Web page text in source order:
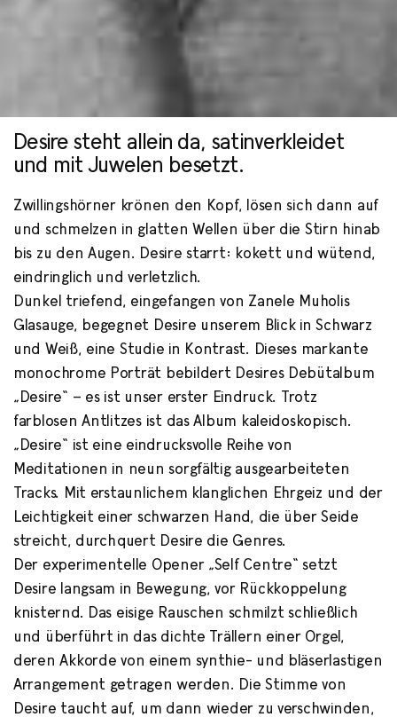
"SINEKHAYA
EMDANCEWENI"
Desire steht allein da, satinverkleidet
und mit Juwelen besetzt.
Zwillingshörner krönen den Kopf, lösen sich dann auf
und schmelzen in glatten Wellen über die Stirn hinab
bis zu den Augen. Desire starrt: kokett und wütend,
eindringlich und verletzlich.
Dunkel triefend, eingefangen von Zanele Muholis
Glasauge, begegnet Desire unserem Blick in Schwarz
und Weiß, eine Studie in Kontrast. Dieses markante
monochrome Porträt bebildert Desires Debütalbum
„Desire“ – es ist unser erster Eindruck. Trotz
farblosen Antlitzes ist das Album kaleidoskopisch.
„Desire“ ist eine eindrucksvolle Reihe von
Meditationen in neun sorgfältig ausgearbeiteten
Tracks. Mit erstaunlichem klanglichen Ehrgeiz und der
Leichtigkeit einer schwarzen Hand, die über Seide
streicht, durchquert Desire die Genres.
Der experimentelle Opener „Self Centre“ setzt
Desire langsam in Bewegung, vor Rückkoppelung
knisternd. Das eisige Rauschen schmilzt schließlich
und überführt in das dichte Trällern einer Orgel,
deren Akkorde von einem synthie- und bläserlastigen
Arrangement getragen werden. Die Stimme von
Desire taucht auf, um dann wieder zu verschwinden,